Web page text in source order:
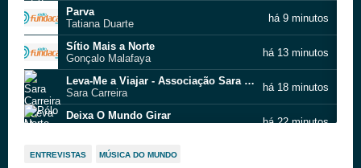
Parva
Tatiana Duarte
há 9 minutos
Sítio Mais a Norte
Gonçalo Malafaya
há 13 minutos
Leva-Me a Viajar - Associação Sara Carreira Version
Sara Carreira
há 18 minutos
Deixa O Mundo Girar
há 22 minutos
Lá Vai Sofia
ENTREVISTAS MÚSICA DO MUNDO